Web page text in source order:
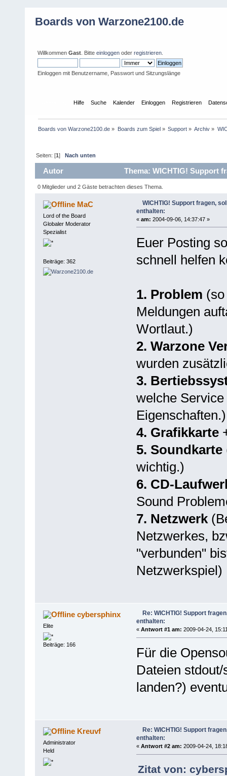
Boards von Warzone2100.de
Willkommen Gast . Bitte einloggen oder registrieren
Einloggen mit Benutzername, Passwort und Sitzungslänge
Hilfe Suche Kalender Einloggen Registrieren
Boards von Warzone2100.de » Boards zum Spiel» Support» Archiv »
Seiten: [1]Nach unten
Autor Thema: WICHTIG! Support
0 Mitglieder und 2 Gäste betrachten dieses Thema.
MaC
Lord of the Board
Globaler Moderator
Spezialist
Beiträge: 362
WICHTIG! Support fragen,
enthalten:
« am: 2004-09-06, 14:37:47 »
Euer Posting
schnell helfen
1. Problem
Meldungen
Wortlaut.)
2. Warzone
wurden
3.
welche
Eigenschaften.)
4. Grafikkarte
5. Soundkarte
wichtig.)
6. CD-
Sound
7. Netzwerk
Netzwerkes,
"verbunden"
Netzwerkspiel)
cybersphinx
Elite
Beiträge: 166
Re: WICHTIG! Support
enthalten:
« Antwort #1 am: 2009-04-24,
Für die
Dateien
landen?)
Kreuvf
Administrator
Held
Re: WICHTIG! Support
enthalten:
« Antwort #2 am: 2009-04-24,
Zitat von: